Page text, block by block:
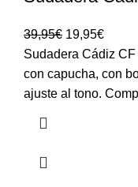
39,95€ 19,95€
Sudadera Cádiz
con capucha, con
ajuste al tono.